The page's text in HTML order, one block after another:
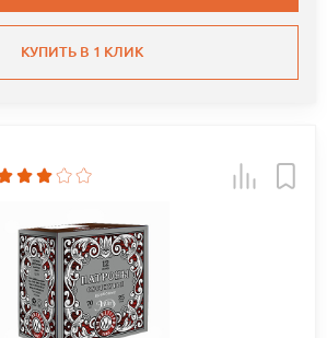
КУПИТЬ В 1 КЛИК